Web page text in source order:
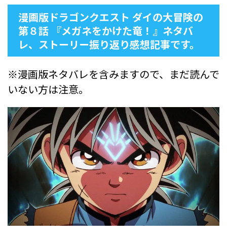
漫画版ドラゴンクエスト ダイの大冒険の
第８話 『メガネをかけた竜！』ネタバ
レ、ストーリー振り返り感想記事です。
※漫画版ネタバレを含みますので、まだ読んで
いない方は注意。